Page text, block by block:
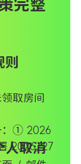
完整
取房间
：① 2026
2026/27
人取消